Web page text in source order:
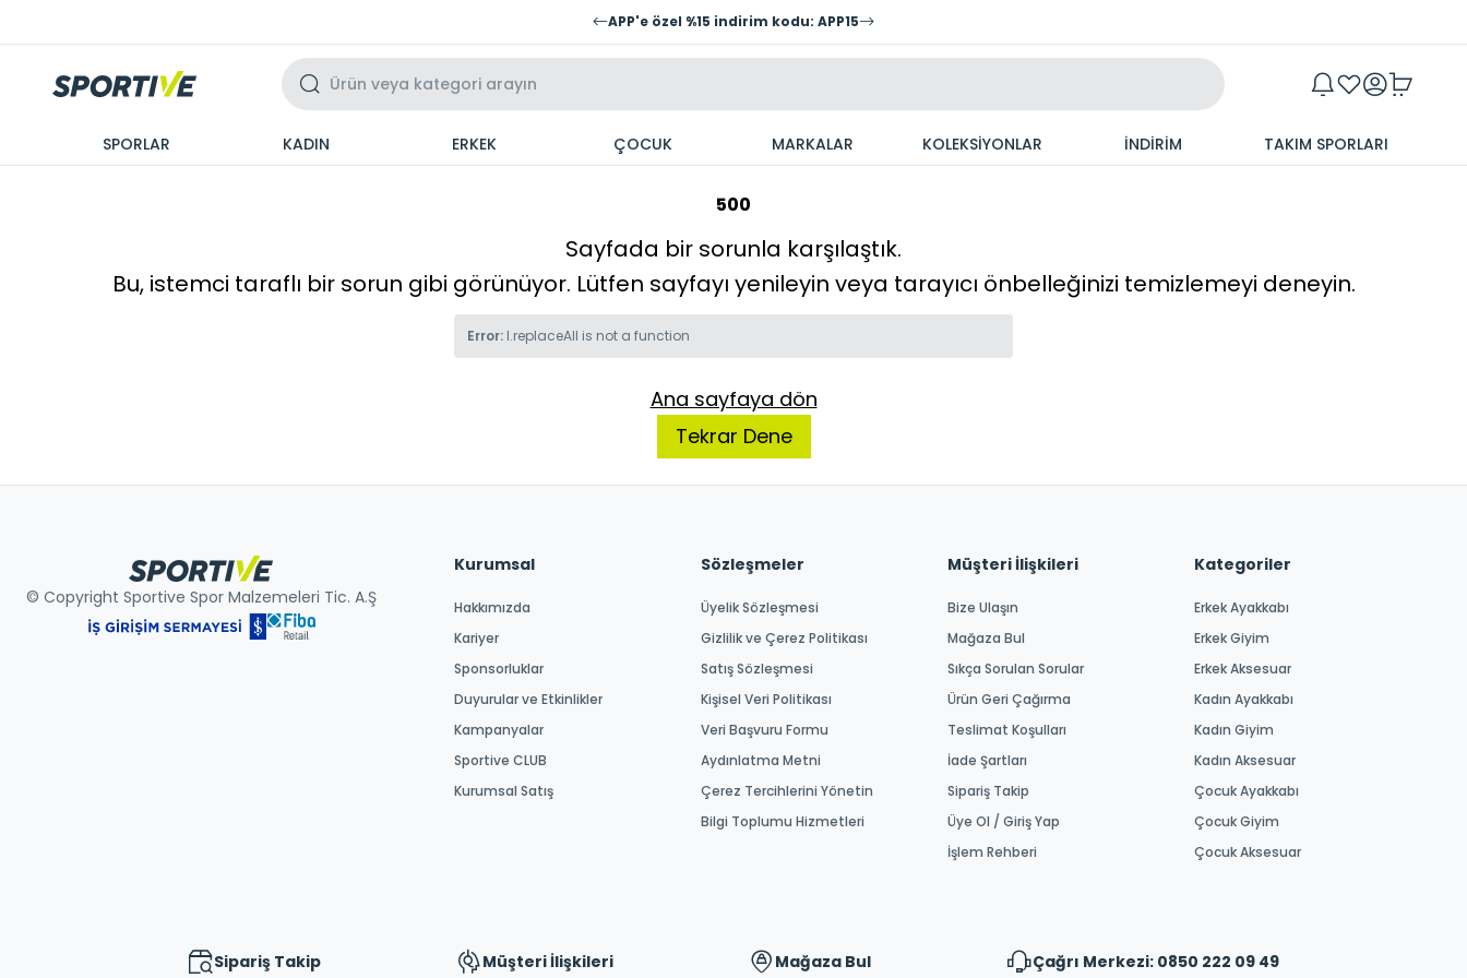
APP'e özel %15 indirim kodu: APP15
SPORLAR KADIN ERKEK ÇOCUK MARKALAR KOLEKSİYONLAR İNDİRİM TAKIM SPORLARI
500
Sayfada bir sorunla karşılaştık.
Bu, istemci taraflı bir sorun gibi görünüyor. Lütfen sayfayı yenileyin veya tarayıcı önbelleğinizi temizlemeyi deneyin.
Error: l.replaceAll is not a function
Ana sayfaya dön
Tekrar Dene
© Copyright Sportive Spor Malzemeleri Tic. A.Ş
Kurumsal
Hakkımızda
Kariyer
Sponsorluklar
Duyurular ve Etkinlikler
Kampanyalar
Sportive CLUB
Kurumsal Satış
Sözleşmeler
Üyelik Sözleşmesi
Gizlilik ve Çerez Politikası
Satış Sözleşmesi
Kişisel Veri Politikası
Veri Başvuru Formu
Aydınlatma Metni
Çerez Tercihlerini Yönetin
Bilgi Toplumu Hizmetleri
Müşteri İlişkileri
Bize Ulaşın
Mağaza Bul
Sıkça Sorulan Sorular
Ürün Geri Çağırma
Teslimat Koşulları
İade Şartları
Sipariş Takip
Üye Ol / Giriş Yap
İşlem Rehberi
Kategoriler
Erkek Ayakkabı
Erkek Giyim
Erkek Aksesuar
Kadın Ayakkabı
Kadın Giyim
Kadın Aksesuar
Çocuk Ayakkabı
Çocuk Giyim
Çocuk Aksesuar
Sipariş Takip Müşteri İlişkileri Mağaza Bul Çağrı Merkezi: 0850 222 09 49